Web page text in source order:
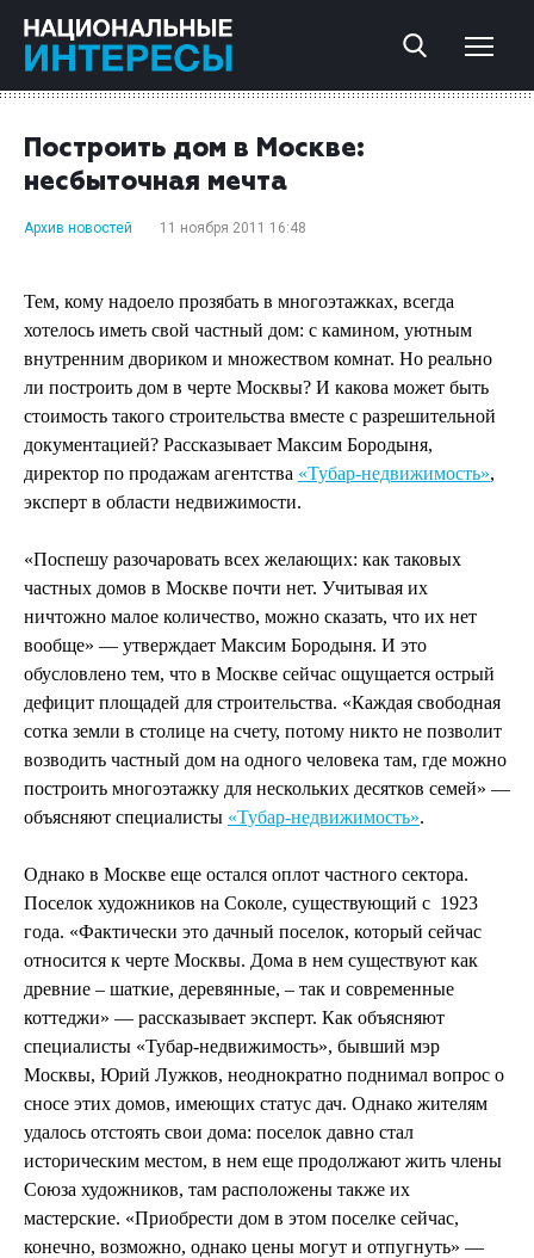
Построить дом в Москве:
несбыточная мечта
Архив новостей 11 ноября 2011 16:48
Тем, кому надоело прозябать в многоэтажках, всегда
хотелось иметь свой частный дом: с камином, уютным
внутренним двориком и множеством комнат. Но реально
ли построить дом в черте Москвы? И какова может быть
стоимость такого строительства вместе с разрешительной
документацией? Рассказывает Максим Бородыня,
директор по продажам агентства «Тубар-недвижимость»,
эксперт в области недвижимости.
«Поспешу разочаровать всех желающих: как таковых
частных домов в Москве почти нет. Учитывая их
ничтожно малое количество, можно сказать, что их нет
вообще» — утверждает Максим Бородыня. И это
обусловлено тем, что в Москве сейчас ощущается острый
дефицит площадей для строительства. «Каждая свободная
сотка земли в столице на счету, потому никто не позволит
возводить частный дом на одного человека там, где можно
построить многоэтажку для нескольких десятков семей» —
объясняют специалисты «Тубар-недвижимость».
Однако в Москве еще остался оплот частного сектора.
Поселок художников на Соколе, существующий с 1923
года. «Фактически это дачный поселок, который сейчас
относится к черте Москвы. Дома в нем существуют как
древние – шаткие, деревянные, – так и современные
коттеджи» — рассказывает эксперт. Как объясняют
специалисты «Тубар-недвижимость», бывший мэр
Москвы, Юрий Лужков, неоднократно поднимал вопрос о
сносе этих домов, имеющих статус дач. Однако жителям
удалось отстоять свои дома: поселок давно стал
историческим местом, в нем еще продолжают жить члены
Союза художников, там расположены также их
мастерские. «Приобрести дом в этом поселке сейчас,
конечно, возможно, однако цены могут и отпугнуть» —